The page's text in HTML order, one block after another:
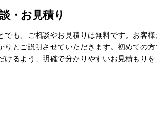
・お見積り
でも、ご相談やお見積りは無料です。お客
りとご説明させていただきます。初めての
けるよう、明確で分かりやすいお見積もりを